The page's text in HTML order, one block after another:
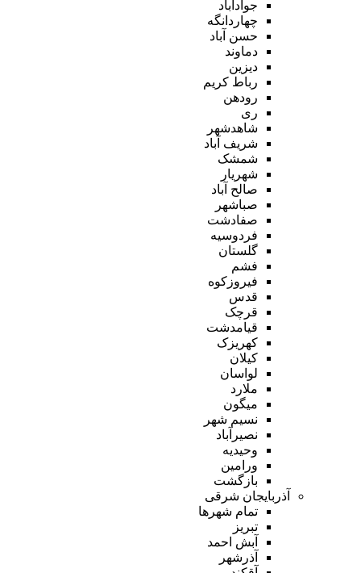
جوادآباد
چهاردانگه
حسن آباد
دماوند
دیزین
رباط کریم
رودهن
ری
شاهدشهر
شریف آباد
شمشک
شهریار
صالح آباد
صباشهر
صفادشت
فردوسیه
گلستان
فشم
فیروزکوه
قدس
قرچک
قیامدشت
کهریزک
کیلان
لواسان
ملارد
میگون
نسیم شهر
نصیرآباد
وحیدیه
ورامین
بازگشت
آذربایجان شرقی
تمام شهر‌ها
تبریز
آبش احمد
آذرشهر